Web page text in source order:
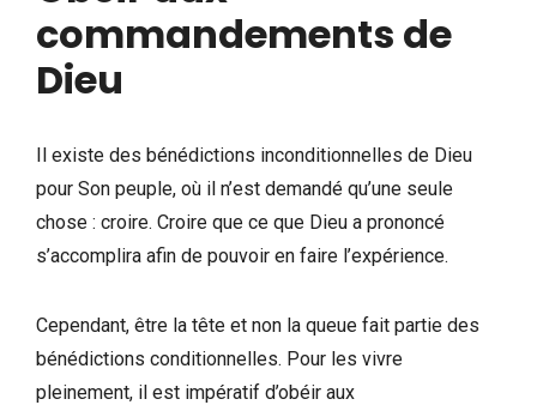
commandements de
Dieu
Il existe des bénédictions inconditionnelles de Dieu
pour Son peuple, où il n’est demandé qu’une seule
chose : croire. Croire que ce que Dieu a prononcé
s’accomplira afin de pouvoir en faire l’expérience.
Cependant, être la tête et non la queue fait partie des
bénédictions conditionnelles. Pour les vivre
pleinement, il est impératif d’obéir aux